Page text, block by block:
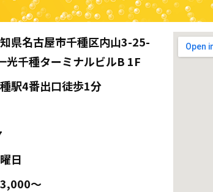
県名古屋市千種区内山3-25-
光千種ターミナルビルB 1F
駅4番出口徒歩1分
日
～